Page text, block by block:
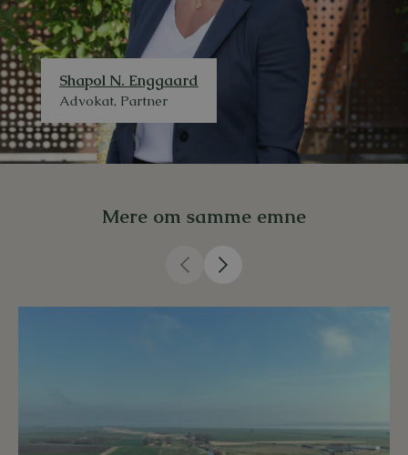
Shapol N. Enggaard
Advokat, Partner
Mere om samme emne